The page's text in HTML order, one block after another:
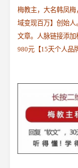
梅教主，大名韩凤
域变现百万】创始
文章。人脉链接添
980元【15天个人品